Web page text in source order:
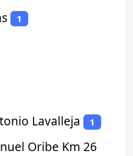
1
Lavalleja 1
Oribe Km 26